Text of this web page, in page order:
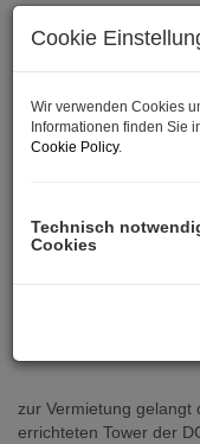
Beschreibung
Sehr geehrte Damen
zur Vermietung gelangt
errichteten Tower der
Cookie
Wir verwenden Cookies
Informationen finden Sie
Cookie Policy.
Technisch
Cookies